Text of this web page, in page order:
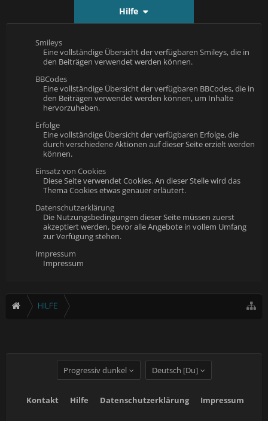
Hilfe
Smileys
Eine vollständige Übersicht der verfügbaren Smileys, die in
den Beiträgen verwendet werden können.
BBCodes
Eine vollständige Übersicht der verfügbaren BBCodes, die in
den Beiträgen verwendet werden können, um Inhalte
hervorzuheben.
Erfolge
Eine vollständige Übersicht der verfügbaren Erfolge, die
durch verschiedene Aktionen auf dieser Seite erzielt werden
können.
Einsatz von Cookies
Diese Seite verwendet Cookies. An dieser Stelle wird das
Thema Cookies etwas genauer erläutert.
Datenschutzerklärung
Die Nutzungsbedingungen dieser Seite müssen zuerst
akzeptiert werden, bevor alle Angebote in vollem Umfang
zur Verfügung stehen.
Impressum
Impressum
HILFE
Progressiv dunkel Deutsch [Du]
Kontakt Hilfe Datenschutzerklärung Impressum